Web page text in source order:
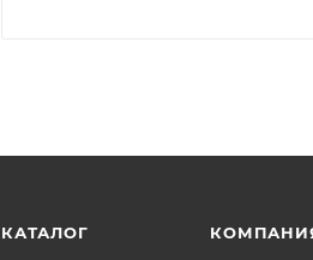
КАТАЛОГ